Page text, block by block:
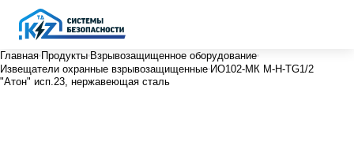
Главная Продукты Взрывозащищенное оборудование
Извещатели охранные взрывозащищенные ИО102-МК М-Н-ТG1/2
"Атон" исп.23, нержавеющая сталь